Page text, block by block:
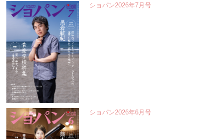
ショパン2026年7月号
ショパン2026年6月号